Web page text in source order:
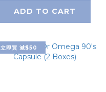
ADD TO CART
立即買 減$50